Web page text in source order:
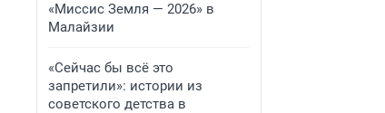
«Миссис Земля — 2026» в
Малайзии
«Сейчас бы всё это
запретили»: истории из
советского детства в